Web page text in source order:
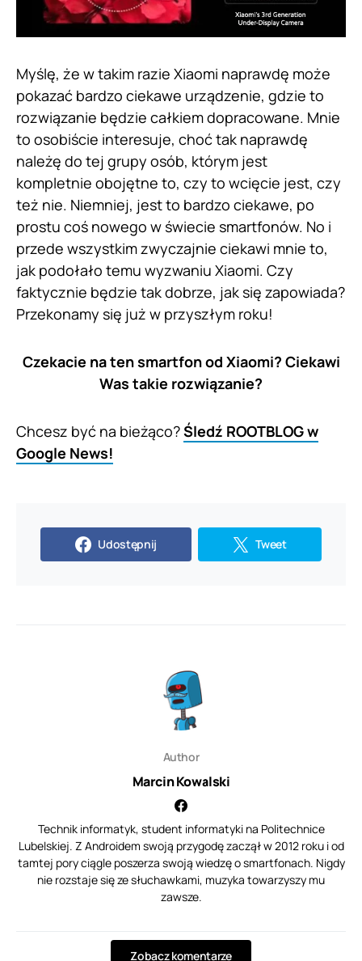
Myślę, że w takim razie Xiaomi naprawdę może
pokazać bardzo ciekawe urządzenie, gdzie to
rozwiązanie będzie całkiem dopracowane. Mnie
to osobiście interesuje, choć tak naprawdę
należę do tej grupy osób, którym jest
kompletnie obojętne to, czy to wcięcie jest, czy
też nie. Niemniej, jest to bardzo ciekawe, po
prostu coś nowego w świecie smartfonów. No i
przede wszystkim zwyczajnie ciekawi mnie to,
jak podołało temu wyzwaniu Xiaomi. Czy
faktycznie będzie tak dobrze, jak się zapowiada?
Przekonamy się już w przyszłym roku!
Czekacie na ten smartfon od Xiaomi? Ciekawi
Was takie rozwiązanie?
Chcesz być na bieżąco?Śledź ROOTBLOG w
Google News!
Udostępnij Tweet
Author
Marcin Kowalski
Technik informatyk, student informatyki na Politechnice
Lubelskiej. Z Androidem swoją przygodę zaczął w 2012 roku i od
tamtej pory ciągle poszerza swoją wiedzę o smartfonach. Nigdy
nie rozstaje się ze słuchawkami, muzyka towarzyszy mu
zawsze.
Zobacz komentarze